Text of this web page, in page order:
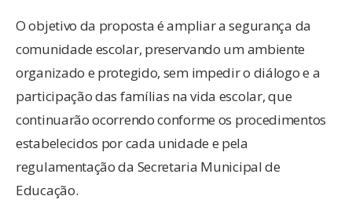
O objetivo da proposta é ampliar a segurança da
comunidade escolar, preservando um ambiente
organizado e protegido, sem impedir o diálogo e a
participação das famílias na vida escolar, que
continuarão ocorrendo conforme os procedimentos
estabelecidos por cada unidade e pela
regulamentação da Secretaria Municipal de
Educação.